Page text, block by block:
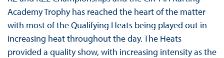
Academy Trophy has reached the heart of the matter
with most of the Qualifying Heats being played out in
increasing heat throughout the day. The Heats
provided a quality show, with increasing intensity as the